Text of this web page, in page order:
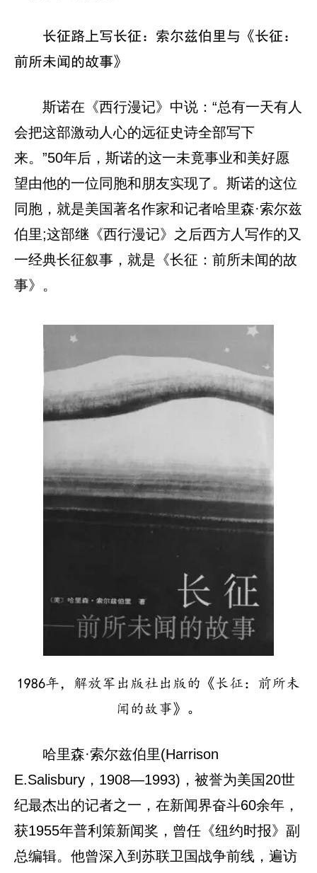
长征路上写长征：索尔兹伯里与《长征：
前所未闻的故事》
斯诺在《西行漫记》中说：“总有一天有人
会把这部激动人心的远征史诗全部写下
来。”50年后，斯诺的这一未竟事业和美好愿
望由他的一位同胞和朋友实现了。斯诺的这位
同胞，就是美国著名作家和记者哈里森·索尔兹
伯里;这部继《西行漫记》之后西方人写作的又
一经典长征叙事，就是《长征：前所未闻的故
事》。
1986年，解放军出版社出版的《长征：前所未
闻的故事》。
哈里森·索尔兹伯里(Harrison
E.Salisbury，1908—1993)，被誉为美国20世
纪最杰出的记者之一，在新闻界奋斗60余年，
获1955年普利策新闻奖，曾任《纽约时报》副
总编辑。他曾深入到苏联卫国战争前线，遍访